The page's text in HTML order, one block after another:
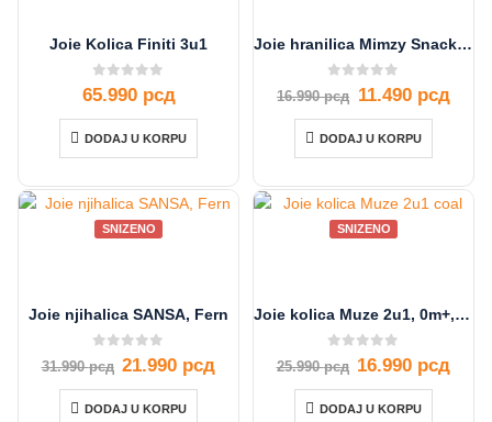
Joie Kolica Finiti 3u1
0out of 5
65.990 рсд
DODAJ U KORPU
Joie hranilica Mimzy Snacker, Alphabet
out of 5
16.990рсд 11.490 рсд
DODAJ U KORPU
SNIZENO
Joie njihalica SANSA, Fern
out of 5
31.990рсд 21.990 рсд
DODAJ U KORPU
SNIZENO
Joie kolica Muze 2u1, 0m+, Coal
out of 5
25.990рсд 16.990 рсд
DODAJ U KORPU